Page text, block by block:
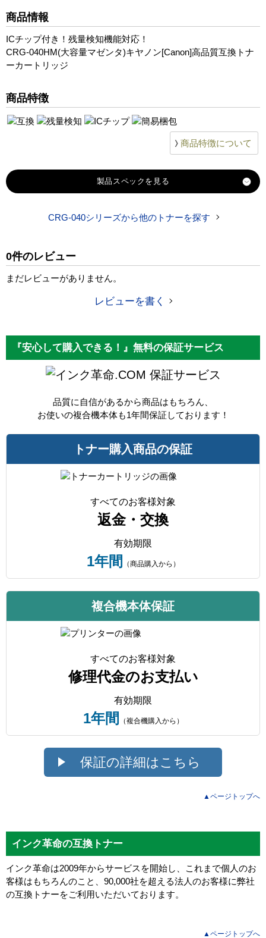
商品情報
ICチップ付き！残量検知機能対応！
CRG-040HM(大容量マゼンタ)キヤノン[Canon]高品質互換トナ
ーカートリッジ
商品特徴
商品特徴について
製品スペック
対応
CRG-040HM マゼンタ
純正参考価格 36,250 円
カラー マゼンタ
あり
製品タイプ 互換トナー
CRG-040シリーズから他のトナーを探す
0件のレビュー
まだレビューがありません。
レビューを書く
『安心して購入できる！』無料の保証サービス
保証サービス
品質に自信があるから商品はもちろん、
お使いの複合機本体も1年間保証しております！
トナー購入商品の保証
すべてのお客様対象
返金・交換
有効期限
1年間 （商品購入から）
複合機本体保証
すべてのお客様対象
修理代金のお支払い
有効期限
1年間 （複合機購入から）
保証の詳細はこちら
▲ページトップへ
インク革命の互換トナー
インク革命は2009年からサービスを開始し、これまで個人のお
客様はもちろんのこと、90,000社を超える法人のお客様に弊社
の互換トナーをご利用いただいております。
▲ページトップへ